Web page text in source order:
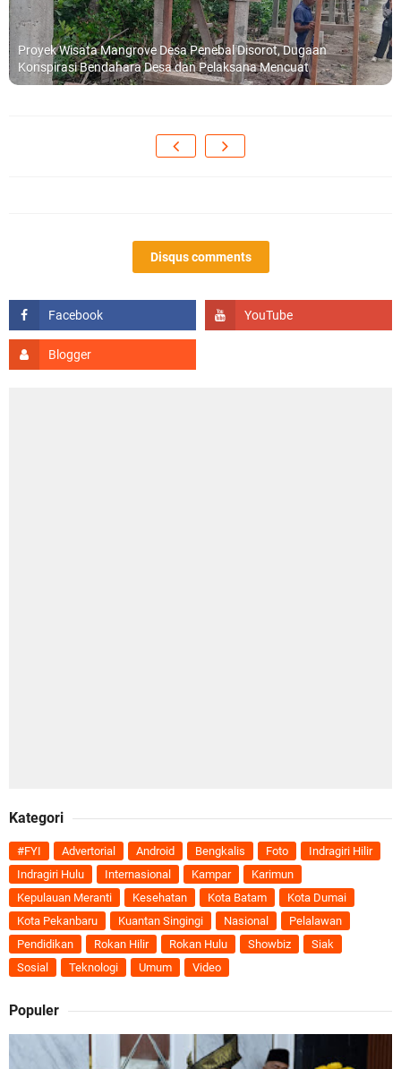
Proyek Wisata Mangrove Desa Penebal Disorot, Dugaan
Konspirasi Bendahara Desa dan Pelaksana Mencuat
Disqus comments
Kategori
#FYI Advertorial Android Bengkalis Foto
Indragiri Hilir
Indragiri Hulu
Internasional Kampar
Karimun
Kepulauan Meranti
Kesehatan Kota Batam
Kota Dumai
Kota Pekanbaru
Kuantan Singingi Nasional
Pelalawan
Pendidikan
Rokan Hilir Rokan Hulu Showbiz
Siak
Sosial
Teknologi Umum Video
Populer